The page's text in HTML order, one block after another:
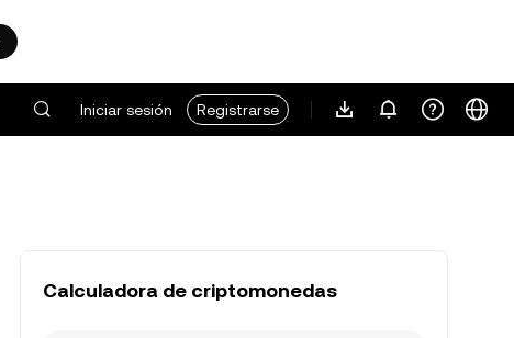
Iniciar sesión Registrarse
Calculadora de criptomonedas